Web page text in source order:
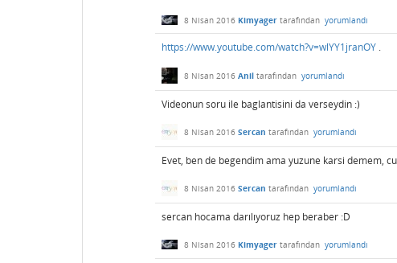
8 Nisan 2016 Kimyager tarafından yorumlandı
https://www.youtube.com/watch?v=wlYY1jranOY .
8 Nisan 2016 Anil tarafından yorumlandı
Videonun soru ile baglantisini da verseydin :)
8 Nisan 2016 Sercan tarafından yorumlandı
Evet, ben de begendim ama yuzune karsi demem,
8 Nisan 2016 Sercan tarafından yorumlandı
sercan hocama darılıyoruz hep beraber :D
8 Nisan 2016 Kimyager tarafından yorumlandı